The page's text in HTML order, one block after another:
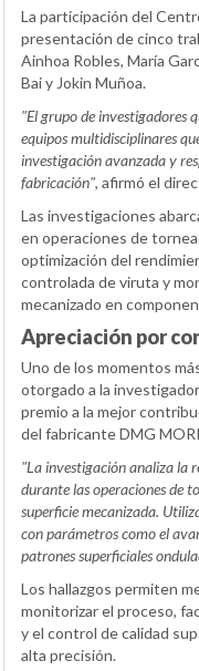
La participación del
presentación de cinco
Ainhoa Robles, María
Bai y Jokin Muñoa.
"El grupo de investigadores
equipos multidisciplinares
investigación avanzada y
fabricación", afirmó el
Las investigaciones
en operaciones de
optimización del
controlada de viruta y
mecanizado en
Apreciación por
Uno de los momentos
otorgado a la
premio a la mejor
del fabricante DMG
"La investigación analiza la
durante las operaciones de
superficie mecanizada.
con parámetros como el
patrones superficiales
Los hallazgos permiten
monitorizar el proceso,
y el control de calidad
alta precisión.